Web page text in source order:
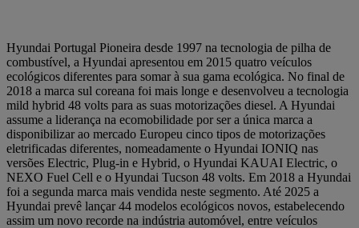
Hyundai Portugal Pioneira desde 1997 na tecnologia de pilha de
combustível, a Hyundai apresentou em 2015 quatro veículos
ecológicos diferentes para somar à sua gama ecológica. No final de
2018 a marca sul coreana foi mais longe e desenvolveu a tecnologia
mild hybrid 48 volts para as suas motorizações diesel. A Hyundai
assume a liderança na ecomobilidade por ser a única marca a
disponibilizar ao mercado Europeu cinco tipos de motorizações
eletrificadas diferentes, nomeadamente o Hyundai IONIQ nas
versões Electric, Plug-in e Hybrid, o Hyundai KAUAI Electric, o
NEXO Fuel Cell e o Hyundai Tucson 48 volts. Em 2018 a Hyundai
foi a segunda marca mais vendida neste segmento. Até 2025 a
Hyundai prevê lançar 44 modelos ecológicos novos, estabelecendo
assim um novo recorde na indústria automóvel, entre veículos